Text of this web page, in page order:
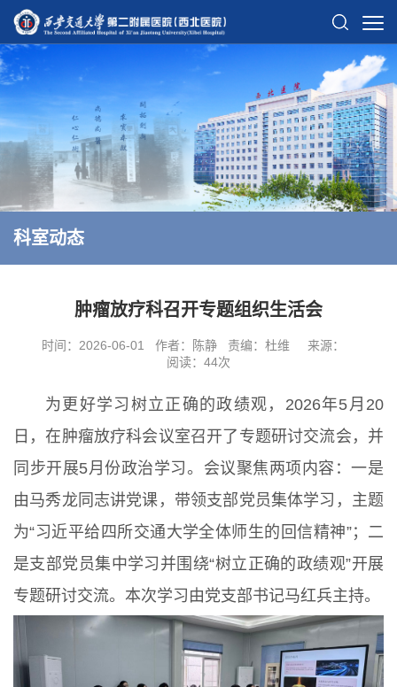
科室动态
肿瘤放疗科召开专题组织生活会
时间：2026-06-01 作者：陈静 责编：杜维
来源：
阅读： 44次
为更好学习树立正确的政绩观，2026年5月20
日，在肿瘤放疗科会议室召开了专题研讨交流会，并
同步开展5月份政治学习。会议聚焦两项内容：一是
由马秀龙同志讲党课，带领支部党员集体学习，主题
为“习近平给四所交通大学全体师生的回信精神”；二
是支部党员集中学习并围绕“树立正确的政绩观”开展
专题研讨交流。本次学习由党支部书记马红兵主持。